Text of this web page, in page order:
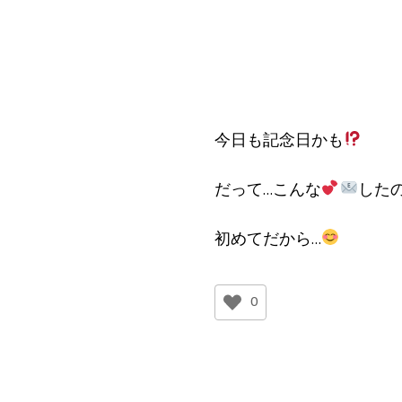
今日も記念日かも
だって…こんな した
初めてだから…
0